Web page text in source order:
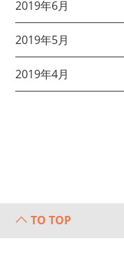
2019年6月
2019年5月
2019年4月
TO TOP